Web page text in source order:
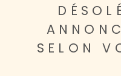
SELON